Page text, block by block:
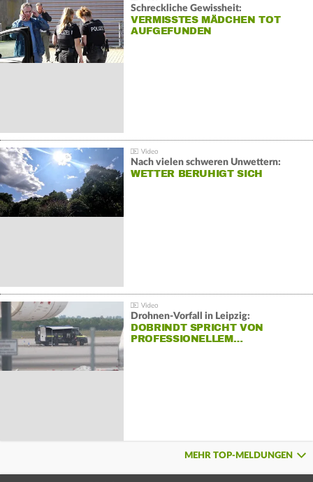
Schreckliche Gewissheit:
VERMISSTES MÄDCHEN TOT
AUFGEFUNDEN
Nach vielen schweren Unwettern:
WETTER BERUHIGT SICH
Drohnen-Vorfall in Leipzig:
DOBRINDT SPRICHT VON
PROFESSIONELLEM…
MEHR TOP-MELDUNGEN